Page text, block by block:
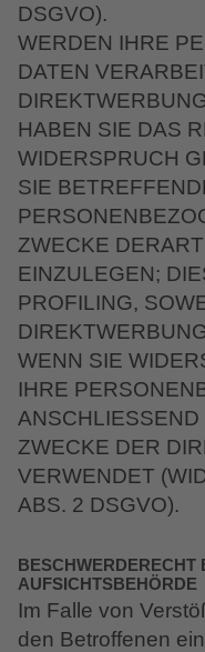
DSGVO).
WERDEN IHRE
DATEN
HABEN SIE DAS
WIDERSPRUCH
SIE
ZWECKE
EINZULEGEN;
PROFILING,
WENN SIE
IHRE
ZWECKE DER
VERWENDET
ABS. 2 DSGVO).
BESCHWERDE­RECHT
AUFSICHTS­BEHÖRDE
Im Falle von
den Betroffenen